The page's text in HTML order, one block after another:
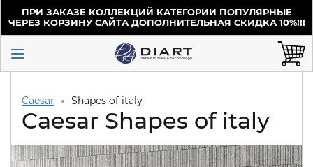
ПРИ ЗАКАЗЕ КОЛЛЕКЦИЙ КАТЕГОРИИ ПОПУЛЯРНЫЕ
ЧЕРЕЗ КОРЗИНУ САЙТА ДОПОЛНИТЕЛЬНАЯ СКИДКА 10%!!!
Caesar Shapes of italy
Caesar Shapes of italy